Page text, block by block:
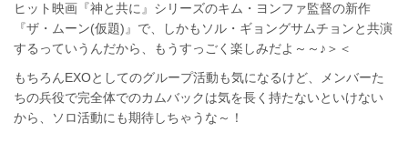
ヒット映画『神と共に』シリーズのキム・ヨンファ監督の新作
『ザ・ムーン(仮題)』で、しかもソル・ギョングサムチョンと共演
するっていうんだから、もうすっごく楽しみだよ～～♪＞＜
もちろんEXOとしてのグループ活動も気になるけど、メンバーた
ちの兵役で完全体でのカムバックは気を長く持たないといけない
から、ソロ活動にも期待しちゃうな～！